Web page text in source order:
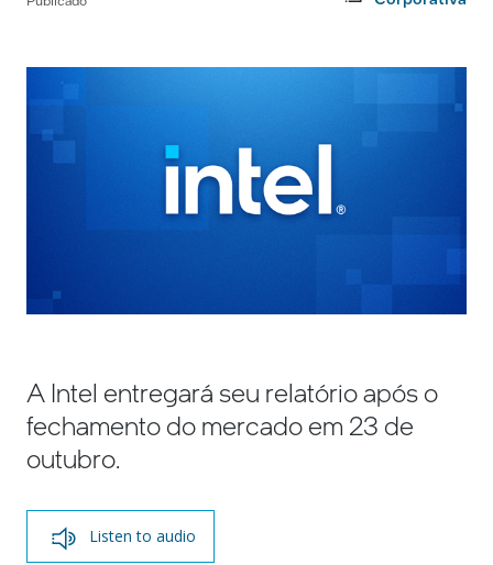
A Intel entregará seu relatório após o
fechamento do mercado em 23 de
outubro.
Listen to audio